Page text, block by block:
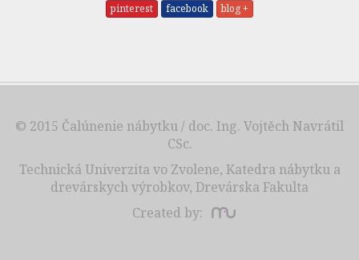
pinterest facebook blog +
© 2015 Čalúnenie nábytku/ doc. Ing. Vojtěch Navrátil
CSc.
Technická Univerzita vo Zvolene, Katedra nábytku a
drevárskych výrobkov, Drevárska Fakulta
Created by: